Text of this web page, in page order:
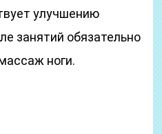
улучшению
занятий обязательно
ноги.